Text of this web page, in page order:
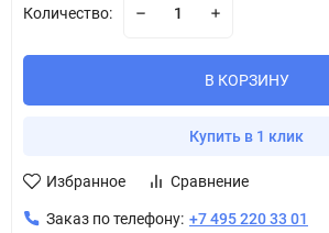
Количество:
В КОРЗИНУ
Купить в 1 клик
Избранное Сравнение
Заказ по телефону: +7 495 220 33 01